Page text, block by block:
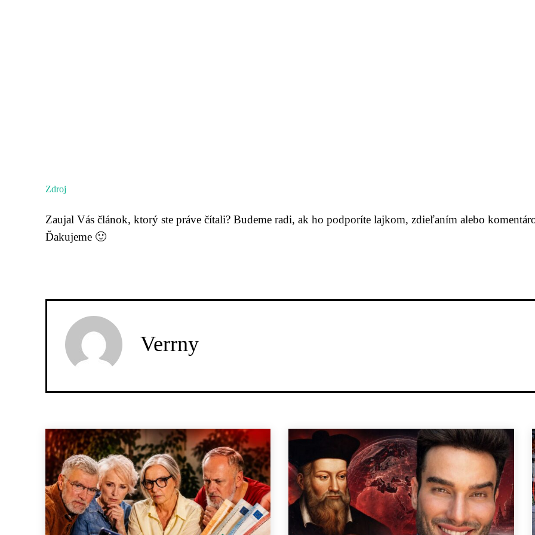
Zdroj
Zaujal Vás článok, ktorý ste práve čítali? Budeme radi, ak ho podporíte lajkom, zdieľaním alebo
Ďakujeme 🙂
Verrny